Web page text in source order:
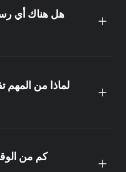
هل هناك أي
لماذا من المهم
كم من